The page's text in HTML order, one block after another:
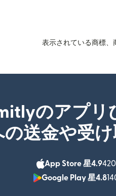
表示されている商標、
のアプリ
の送金や受
App Store 星4.9
Google Play 星4.8